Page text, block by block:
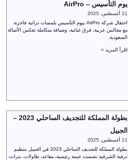
يوم التأسيس – AirPro
11 أغسطس، 2025
احتفال شركة AirPro بيوم التأسيس بلمسات تراثية فاخرة،
مع مجالس عربية، فرق غنائية، وضيافة متكاملة تعكس الأصالة
السعودية.
اقرأ المزيد >
بطولة المملكة للتجديف الساحلي 2023 –
الجبيل
11 أغسطس، 2025
بطولة المملكة للتجديف الساحلي 2023 في الجبيل بتنظيم
ترفية الشرقية تضمنت خيمة رئيسية، مقاعد، طاولات، بنرات،